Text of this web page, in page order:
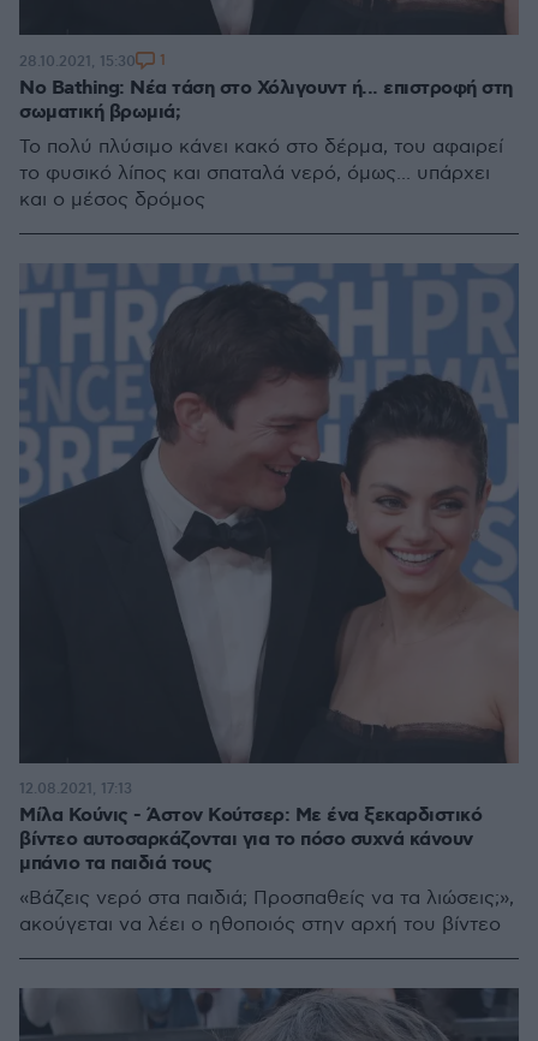
No Bathing: Νέα τάση στο Χόλιγουντ ή... επιστροφή στη
σωματική βρωμιά;
Το πολύ πλύσιμο κάνει κακό στο δέρμα, του αφαιρεί
το φυσικό λίπος και σπαταλά νερό, όμως... υπάρχει
και ο μέσος δρόμος
28.10.2021, 15:30 1
Μίλα Κούνις - Άστον Κούτσερ: Με ένα ξεκαρδιστικό
βίντεο αυτοσαρκάζονται για το πόσο συχνά κάνουν
μπάνιο τα παιδιά τους
«Βάζεις νερό στα παιδιά; Προσπαθείς να τα λιώσεις;»,
ακούγεται να λέει ο ηθοποιός στην αρχή του βίντεο
12.08.2021, 17:13